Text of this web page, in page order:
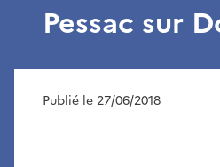
Pessac sur
Publié le 27/06/2018